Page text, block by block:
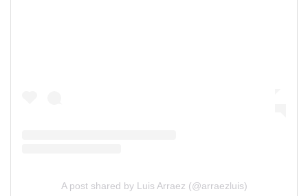
A post shared by Luis Arraez (@arraezluis)